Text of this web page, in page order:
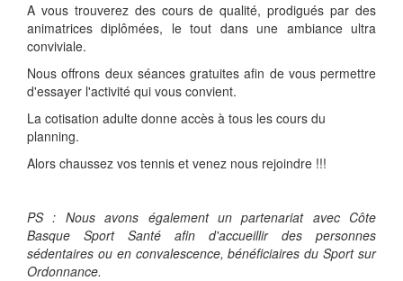
A vous trouverez des cours de qualité, prodigués par des
animatrices diplômées, le tout dans une ambiance ultra
conviviale.
Nous offrons deux séances gratuites afin de vous permettre
d'essayer l'activité qui vous convient.
La cotisation adulte donne accès à tous les cours du
planning.
Alors chaussez vos tennis et venez nous rejoindre !!!
PS : Nous avons également un partenariat avec Côte
Basque Sport Santé afin d'accueillir des personnes
sédentaires ou en convalescence, bénéficiaires du Sport sur
Ordonnance.